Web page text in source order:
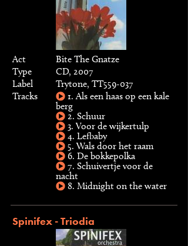
Act
Bite The Gnatze
Type
CD, 2007
Label
Trytone, TT559-037
Tracks
1. Als een haas op een kale
berg
2. Schuur
3. Voor de wijkertulp
4. Lefbaby
5. Wals door het raam
6. De bokkepolka
7. Schuivertje voor de
nacht
8. Midnight on the water
Spinifex - Triodia